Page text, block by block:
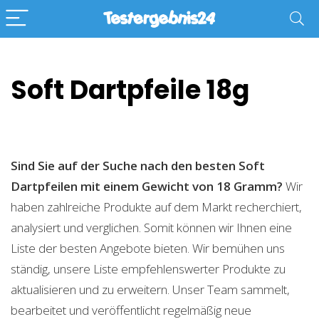
Soft Dartpfeile 18g
Sind Sie auf der Suche nach den besten Soft
Dartpfeilen mit einem Gewicht von 18 Gramm? Wir
haben zahlreiche Produkte auf dem Markt recherchiert,
analysiert und verglichen. Somit können wir Ihnen eine
Liste der besten Angebote bieten. Wir bemühen uns
ständig, unsere Liste empfehlenswerter Produkte zu
aktualisieren und zu erweitern. Unser Team sammelt,
bearbeitet und veröffentlicht regelmäßig neue